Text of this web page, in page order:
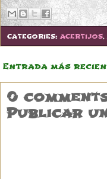
CATEGORIES: ACERTIJOS,
Entrada más
0
Publicar